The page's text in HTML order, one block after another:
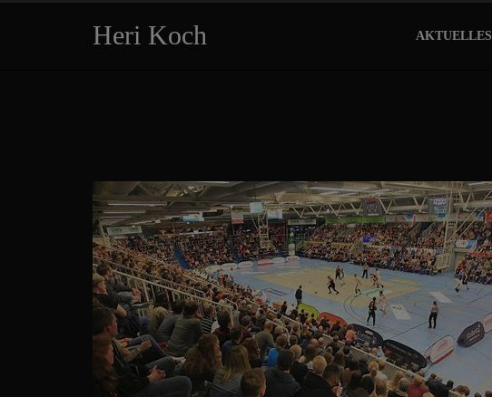
Heri Koch AKTUELLES